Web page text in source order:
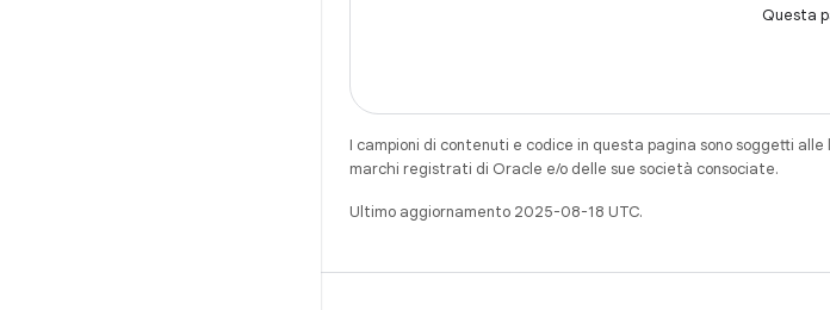
Questa
I campioni di contenuti e codice in questa pagina sono soggetti
marchi registrati di Oracle e/o delle sue società consociate.
Ultimo aggiornamento 2025-08-18 UTC.